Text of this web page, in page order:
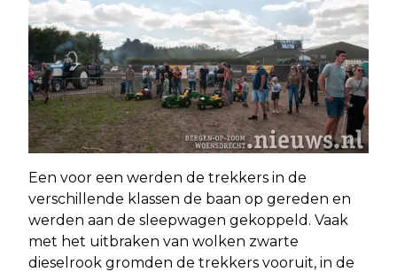
Een voor een werden de trekkers in de
verschillende klassen de baan op gereden en
werden aan de sleepwagen gekoppeld. Vaak
met het uitbraken van wolken zwarte
dieselrook gromden de trekkers vooruit, in de